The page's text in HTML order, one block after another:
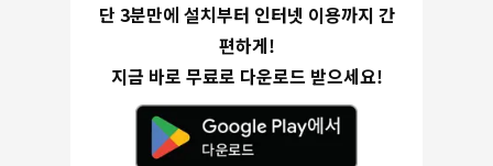
단 3분만에 설치부터 인터넷 이용까지 간
편하게!
지금 바로 무료로 다운로드 받으세요!